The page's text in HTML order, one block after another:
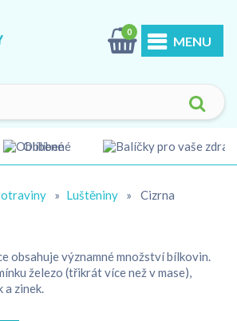
0
Oblíbené
MENU
» Luštěniny » Cizrna
obsahuje významné množství bílkovin.
železo (třikrát více než v mase),
a zinek.